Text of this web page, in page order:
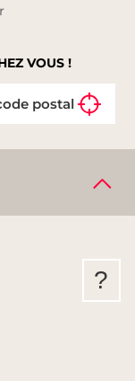
VOUS !
?